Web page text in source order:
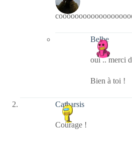
Belbe
oui .. merci
Bien à toi !
Catharsis
Courage !